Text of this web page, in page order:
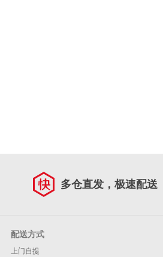
多仓直发，极速配送
配送方式
上门自提